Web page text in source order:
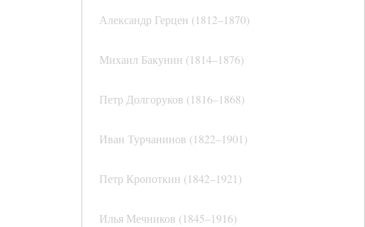
Александр Герцен (1812–1870)
Михаил Бакунин (1814–1876)
Петр Долгоруков (1816–1868)
Иван Турчанинов (1822–1901)
Петр Кропоткин (1842–1921)
Илья Мечников (1845–1916)